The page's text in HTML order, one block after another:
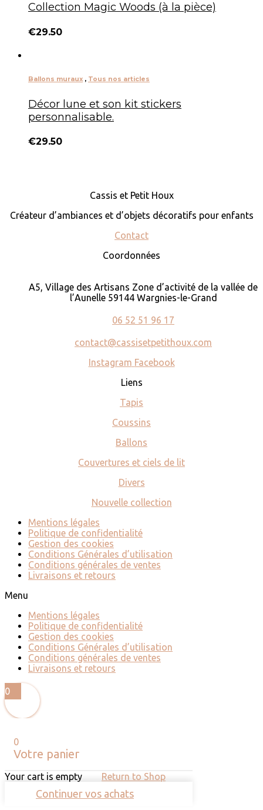
Collection Magic Woods (à la pièce)
€29.50
Ballons muraux , Tous nos articles
Décor lune et son kit stickers
personnalisable.
€29.50
Cassis et Petit Houx
Créateur d’ambiances et d’objets décoratifs pour enfants
Contact
Coordonnées
A5, Village des Artisans Zone d’activité de la vallée de
l’Aunelle 59144 Wargnies-le-Grand
06 52 51 96 17
contact@cassisetpetithoux.com
Instagram Facebook
Liens
Tapis
Coussins
Ballons
Couvertures et ciels de lit
Divers
Nouvelle collection
Mentions légales
Politique de confidentialité
Gestion des cookies
Conditions Générales d’utilisation
Conditions générales de ventes
Livraisons et retours
Menu
Mentions légales
Politique de confidentialité
Gestion des cookies
Conditions Générales d’utilisation
Conditions générales de ventes
Livraisons et retours
0
0
Votre panier
Your cart is empty Return to Shop
Continuer vos achats